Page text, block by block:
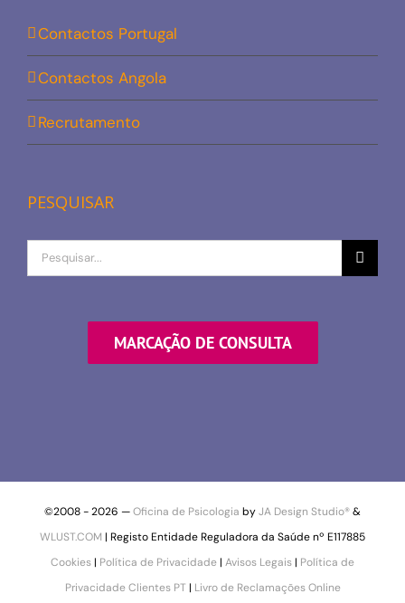
Contactos Portugal
Contactos Angola
Recrutamento
PESQUISAR
Procurar
por
MARCAÇÃO DE CONSULTA
©2008 -2026 —Oficina de Psicologia byJA Design Studio®&
WLUST.COM | Registo Entidade Reguladora da Saúde nº E117885
Cookies| Política de Privacidade| Avisos Legais| Política de
Privacidade Clientes PT | Livro de Reclamações Online